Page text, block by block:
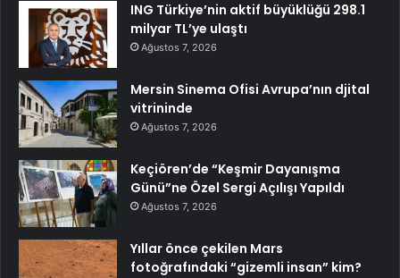
ING Türkiye’nin aktif büyüklüğü 298.1
milyar TL’ye ulaştı
Ağustos 7, 2026
Mersin Sinema Ofisi Avrupa’nın djital
vitrininde
Ağustos 7, 2026
Keçiören’de “Keşmir Dayanışma
Günü”ne Özel Sergi Açılışı Yapıldı
Ağustos 7, 2026
Yıllar önce çekilen Mars
fotoğrafındaki “gizemli insan” kim?